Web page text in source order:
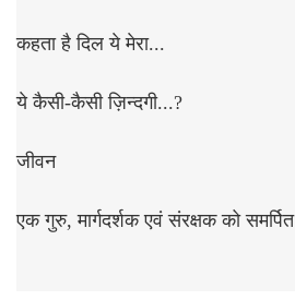
कहता है दिल ये मेरा...
ये कैसी-कैसी ज़िन्दगी...?
जीवन
एक गुरु, मार्गदर्शक एवं संरक्षक को समर्पित